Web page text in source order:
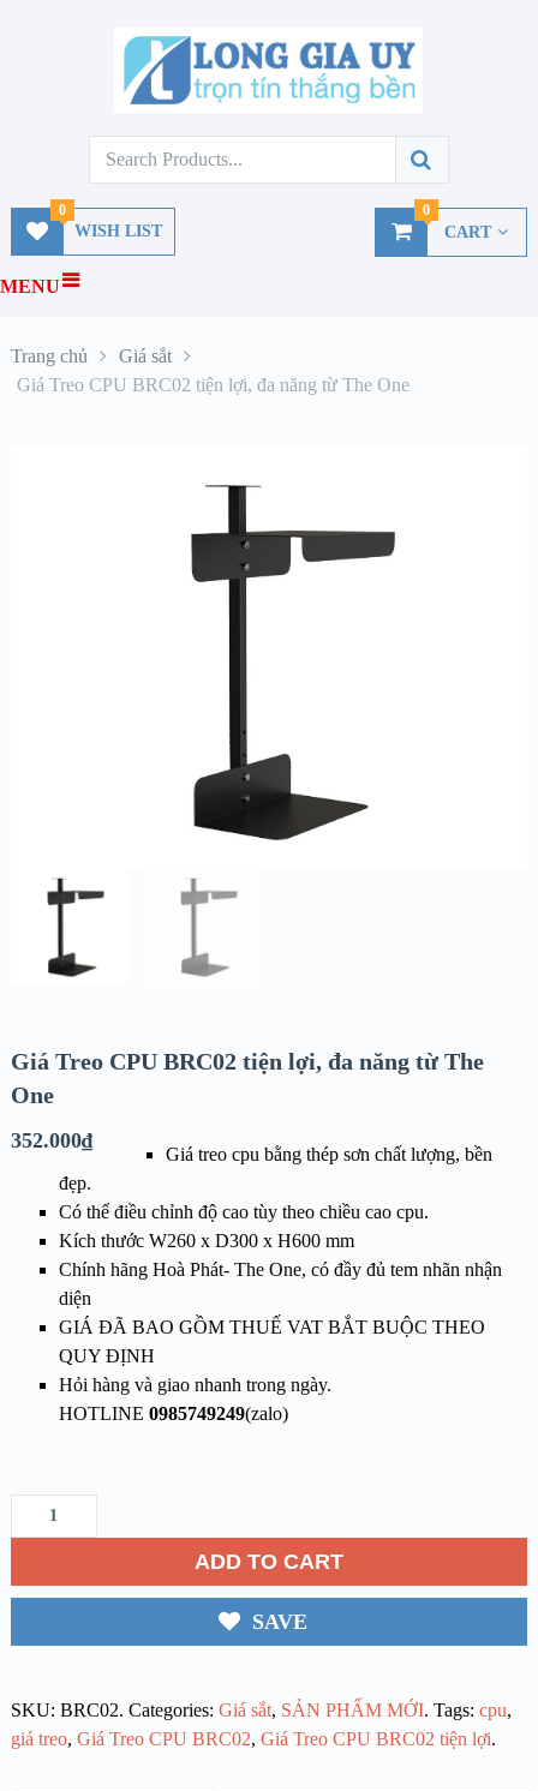
WISH LIST
0
CART
0
MENU
Trang chủ
Giá sắt
Giá Treo CPU BRC02 tiện lợi, đa năng từ The One
Giá Treo CPU BRC02 tiện lợi, đa năng từ The
One
352.000₫
Giá treo cpu bằng thép sơn chất lượng, bền
đẹp.
Có thể điều chỉnh độ cao tùy theo chiều cao cpu.
Kích thước W260 x D300 x H600 mm
Chính hãng Hoà Phát- The One, có đầy đủ tem nhãn nhận
diện
GIÁ ĐÃ BAO GỒM THUẾ VAT BẮT BUỘC THEO
QUY ĐỊNH
Hỏi hàng và giao nhanh trong ngày.
HOTLINE 0985749249(zalo)
ADD TO CART
SAVE
SKU: BRC02. Categories: Giá sắt, SẢN PHẨM MỚI. Tags: cpu,
giá treo, Giá Treo CPU BRC02, Giá Treo CPU BRC02 tiện lợi.